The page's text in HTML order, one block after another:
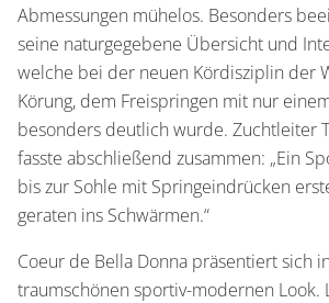
Abmessungen mühelos. Besonders
seine naturgegebene Übersicht und
welche bei der neuen Kördisziplin der
Körung, dem Freispringen mit nur
besonders deutlich wurde. Zuchtleiter
fasste abschließend zusammen: „Ein
bis zur Sohle mit Springeindrücken
geraten ins Schwärmen.“
Coeur de Bella Donna präsentiert sich
traumschönen sportiv-modernen Look.